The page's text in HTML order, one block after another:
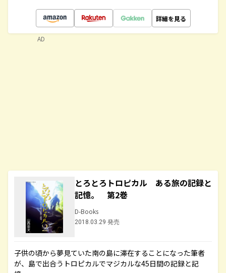
詳細を見る
とろとろトロピカル ある旅の記録と
記憶。 第2巻
D-Books
2018.03.29 発売
子供の頃から夢見ていた南の島に滞在することになった筆者
が、島で出合うトロピカルでマジカルな45日間の記録と記
AD